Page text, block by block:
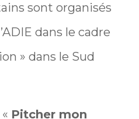
sont organisés
dans le cadre
» dans le Sud
Pitcher mon